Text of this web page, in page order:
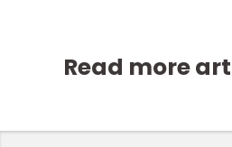
Read more